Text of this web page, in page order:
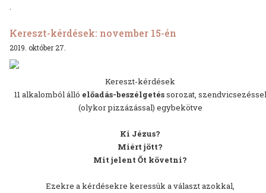
.
Kereszt-kérdések: november 15-én
2019. október 27.
Kereszt-kérdések
11 alkalomból álló előadás-beszélgetéssorozat, szendvicsezéssel
(olykor pizzázással) egybekötve
Ki Jézus?
Miért jött?
Mit jelent Őt követni?
Ezekre a kérdésekre keressük a választ azokkal,